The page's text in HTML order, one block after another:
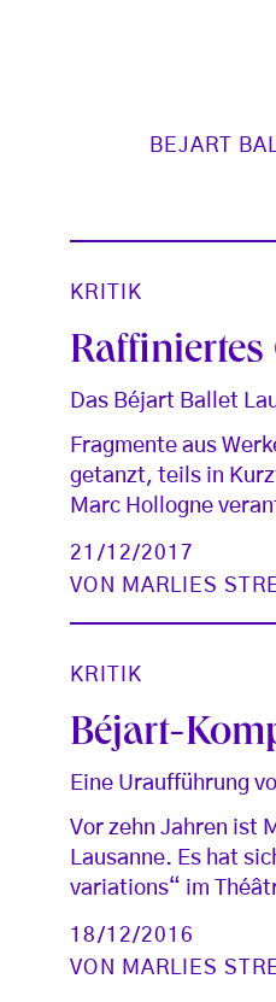
BEJART
KRITIK
Raffiniertes
Das Béjart Ballet
Fragmente aus
getanzt, teils in
Marc Hollogne
21/12/2017
VON
MARLIES
KRITIK
Béjart-
Eine Uraufführung
Vor zehn Jahren ist
Lausanne. Es hat
variations“ im
18/12/2016
VON
MARLIES